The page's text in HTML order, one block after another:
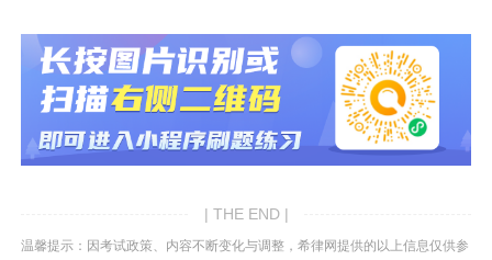
| THE END |
温馨提示：因考试政策、内容不断变化与调整，希律网提供的以上信息仅供参